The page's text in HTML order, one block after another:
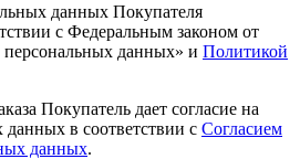
данных Покупателя
с Федеральным законом от
данных» и Политикой
Покупатель дает согласие на
в соответствии с Согласием
данных.